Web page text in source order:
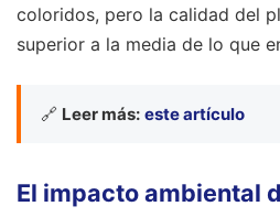
coloridos, pero la calidad del
superior a la media de lo que
🔗 Leer más: este artículo
El impacto ambiental